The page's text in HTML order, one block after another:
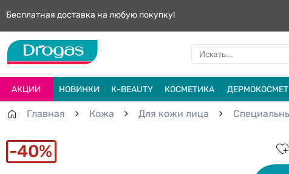
Бесплатная доставка на любую покупку!
АКЦИИ НОВИНКИ К-BEAUTY КОСМЕТИКА
Главная Кожа Для кожи лица
40%